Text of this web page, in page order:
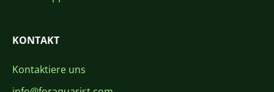
KONTAKT
Kontaktiere uns